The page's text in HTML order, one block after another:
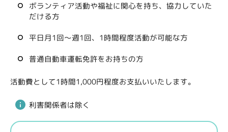
ボランティア活動や福祉に関心を持ち、協力していた
だける方
平日月1回～週1回、1時間程度活動が可能な方
普通自動車運転免許をお持ちの方
活動費として1時間1,000円程度お支払いいたします。
利害関係者は除く